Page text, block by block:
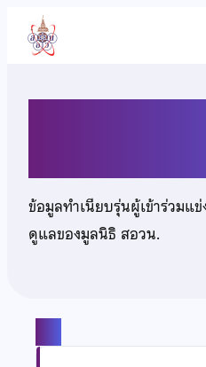
เนื้อหา
ข้อมูลทำเนียบรุ่นผู้เข้าร่วมแ
ดูแลของมูลนิธิ สอวน.